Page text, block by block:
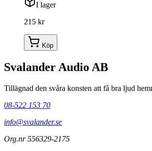
I lager
215 kr
Köp
Svalander Audio AB
Tillägnad den svåra konsten att få bra ljud
08-522 153 70
info@svalander.se
Org.nr 556329-2175